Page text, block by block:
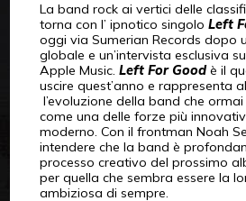
La band rock ai vertici delle
torna con l’ ipnotico singolo Left
oggi via Sumerian Records dopo
globale e un’intervista esclusiva
Apple Music. Left For Goodè il
uscire quest’anno e rappresenta
l’evoluzione della band che
come una delle forze più
moderno. Con il frontman Noah
intendere che la band è
processo creativo del prossimo
per quella che sembra essere la
ambiziosa di sempre.